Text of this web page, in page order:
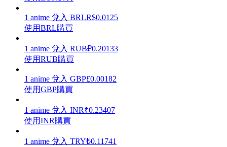
增值寶
使您的資產穩定增值
1 anime 兌入 BRLR$0.0125
使用BRL購買
1 anime 兌入 RUB₽0.20133
使用RUB購買
1 anime 兌入 GBP£0.00182
使用GBP購買
1 anime 兌入 INR₹0.23407
使用INR購買
1 anime 兌入 TRY₺0.11741